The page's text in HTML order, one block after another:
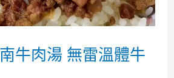
牛肉湯 無雷溫體牛